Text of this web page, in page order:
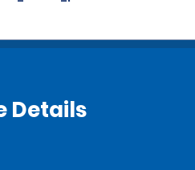
Details